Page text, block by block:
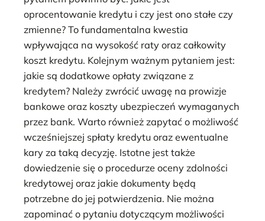
oprocentowanie kredytu i czy jest ono stałe czy
zmienne? To fundamentalna kwestia
wpływająca na wysokość raty oraz całkowity
koszt kredytu. Kolejnym ważnym pytaniem jest:
jakie są dodatkowe opłaty związane z
kredytem? Należy zwrócić uwagę na prowizje
bankowe oraz koszty ubezpieczeń wymaganych
przez bank. Warto również zapytać o możliwość
wcześniejszej spłaty kredytu oraz ewentualne
kary za taką decyzję. Istotne jest także
dowiedzenie się o procedurze oceny zdolności
kredytowej oraz jakie dokumenty będą
potrzebne do jej potwierdzenia. Nie można
zapominać o pytaniu dotyczącym możliwości